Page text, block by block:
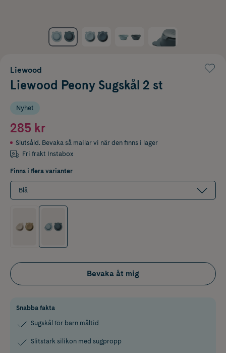
Liewood
Liewood Peony Sugskål 2 st
Nyhet
285 kr
Slutsåld. Bevaka så mailar vi när den finns i lager
Fri frakt Instabox
Finns i flera varianter
Blå
Bevaka åt mig
Snabba fakta
Sugskål för barn måltid
Slitstark silikon med sugpropp